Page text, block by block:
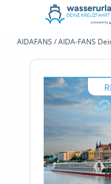
AIDAFANS / AIDA-FANS